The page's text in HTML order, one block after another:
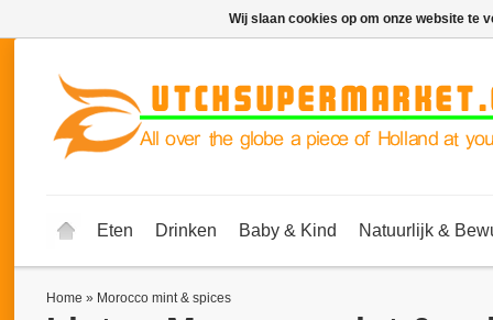
Eten Drinken Baby & Kind Natuurlijk &
Home » Morocco mint & spices
Wij slaan cookies op om onze website te